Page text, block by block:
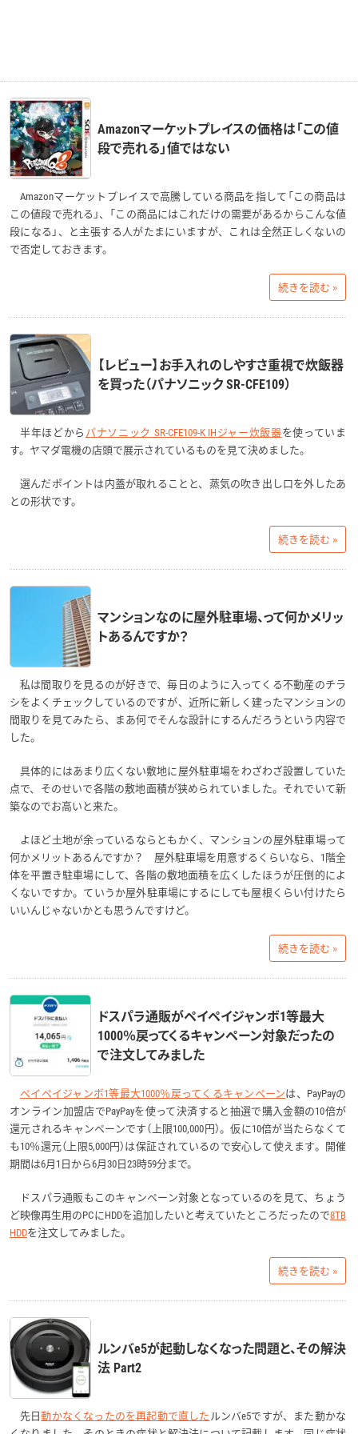
Amazonマーケットプレイスの価格は「この値
段で売れる」値ではない
Amazonマーケットプレイスで高騰している商品を指して「この商品は
この値段で売れる」、「この商品にはこれだけの需要があるからこんな値
段になる」、と主張する人がたまにいますが、これは全然正しくないの
で否定しておきます。
続きを読む »
【レビュー】お手入れのしやすさ重視で炊飯器
を買った（パナソニック SR-CFE109）
半年ほどから パナソニック SR-CFE109-K IHジャー炊飯器を使っていま
す。ヤマダ電機の店頭で展示されているものを見て決めました。
選んだポイントは内蓋が取れることと、蒸気の吹き出し口を外したあ
との形状です。
続きを読む »
マンションなのに屋外駐車場、って何かメリッ
トあるんですか？
私は間取りを見るのが好きで、毎日のように入ってくる不動産のチラ
シをよくチェックしているのですが、近所に新しく建ったマンションの
間取りを見てみたら、まあ何でそんな設計にするんだろうという内容で
した。
具体的にはあまり広くない敷地に屋外駐車場をわざわざ設置していた
点で、そのせいで各階の敷地面積が狭められていました。それでいて新
築なのでお高いと来た。
よほど土地が余っているならともかく、マンションの屋外駐車場って
何かメリットあるんですか？ 屋外駐車場を用意するくらいなら、1階全
体を平置き駐車場にして、各階の敷地面積を広くしたほうが圧倒的によ
くないですか。ていうか屋外駐車場にするにしても屋根くらい付けたら
いいんじゃないかとも思うんですけど。
続きを読む »
ドスパラ通販がペイペイジャンボ1等最大
1000％戻ってくるキャンペーン対象だったの
で注文してみました
ペイペイジャンボ1等最大1000％戻ってくるキャンペーンは、PayPayの
オンライン加盟店でPayPayを使って決済すると抽選で購入金額の10倍が
還元されるキャンペーンです（上限100,000円）。仮に10倍が当たらなくて
も10％還元（上限5,000円）は保証されているので安心して使えます。開催
期間は6月1日から6月30日23時59分まで。
ドスパラ通販もこのキャンペーン対象となっているのを見て、ちょう
ど映像再生用のPCにHDDを追加したいと考えていたところだったので8TB
HDDを注文してみました。
続きを読む »
ルンバe5が起動しなくなった問題と、その解決
法 Part2
先日動かなくなったのを再起動で直した ルンバe5ですが、また動かな